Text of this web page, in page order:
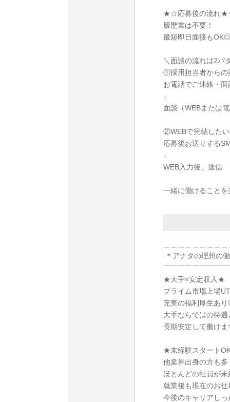
★☆応募後の流れ
履歴書は不要！
最短即日面接も
＼面談の流れは2パ
①採用担当者からの
お電話でご連絡・
↓
面談（WEBまたは
②WEBで完結した
応募後お送りする
↓
WEB入力後、送信
一緒に働けること
.＊アナタの理想の
￣￣￣￣￣￣￣￣
★大手×安定収入★
プライム市場上場
充実の福利厚生あ
大手ならではの待
長期安定して働けま
★未経験スタート
他業界出身の方も多
ほとんどの社員が
就業後も現在のお
今後のキャリアし